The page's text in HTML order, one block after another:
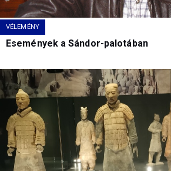
VÉLEMÉNY
Események a Sándor-palotában